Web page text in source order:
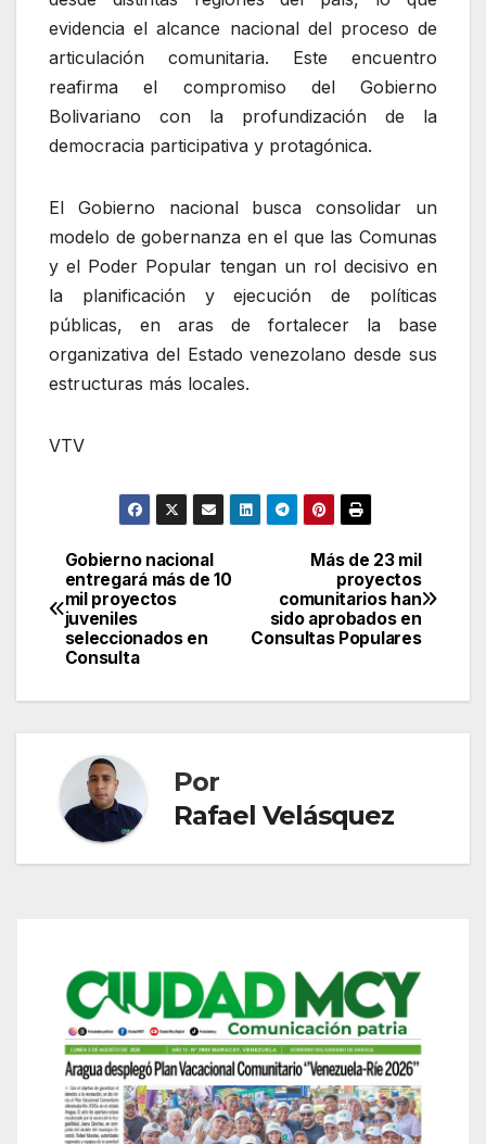
evidencia el alcance nacional del proceso de
articulación comunitaria. Este encuentro
reafirma el compromiso del Gobierno
Bolivariano con la profundización de la
democracia participativa y protagónica.
El Gobierno nacional busca consolidar un
modelo de gobernanza en el que las Comunas
y el Poder Popular tengan un rol decisivo en
la planificación y ejecución de políticas
públicas, en aras de fortalecer la base
organizativa del Estado venezolano desde sus
estructuras más locales.
VTV
Navegación
de
entradas
Más de 23 mil
proyectos
comunitarios han
sido aprobados en
Consultas Populares
Gobierno nacional
entregará más de 10
mil proyectos
juveniles
seleccionados en
Consulta
Por
Rafael Velásquez